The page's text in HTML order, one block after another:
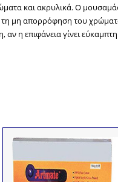
και ακρυλικά. Ο
τη μη απορρόφηση του
η επιφάνεια γίνει